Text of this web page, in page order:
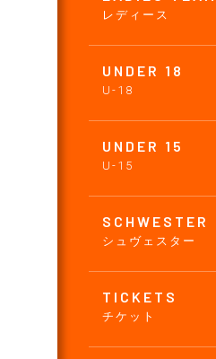
レディース
UNDER 18
U-18
UNDER 15
U-15
SCHWESTER
シュヴェスター
TICKETS
チケット